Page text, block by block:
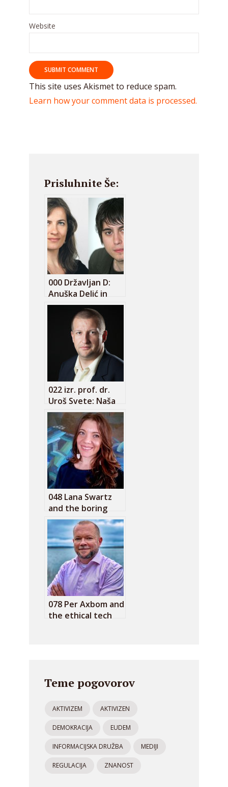
Website
This site uses Akismet to reduce spam.
Learn how your comment data is processed.
Prisluhnite Še:
000 Državljan D:
Anuška Delić in
Matija Stepišnik o
preganjanju
novinarjev
022 izr. prof. dr.
Uroš Svete: Naša
vloga v
kibernetskih
vojnah
048 Lana Swartz
and the boring
technology
078 Per Axbom and
the ethical tech
Teme pogovorov
AKTIVIZEM AKTIVIZEN
DEMOKRACIJA EUDEM
INFORMACIJSKA DRUŽBA MEDIJI
REGULACIJA ZNANOST